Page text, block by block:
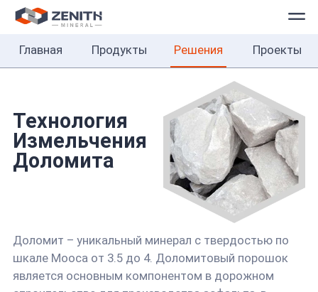
Главная
Решения
Проекты
Контакты
Русский
Главная Продукты Решения Проекты
Технология
Измельчения
Доломита
Доломит – уникальный минерал с твердостью по
шкале Мооса от 3.5 до 4. Доломитовый порошок
является основным компонентом в дорожном